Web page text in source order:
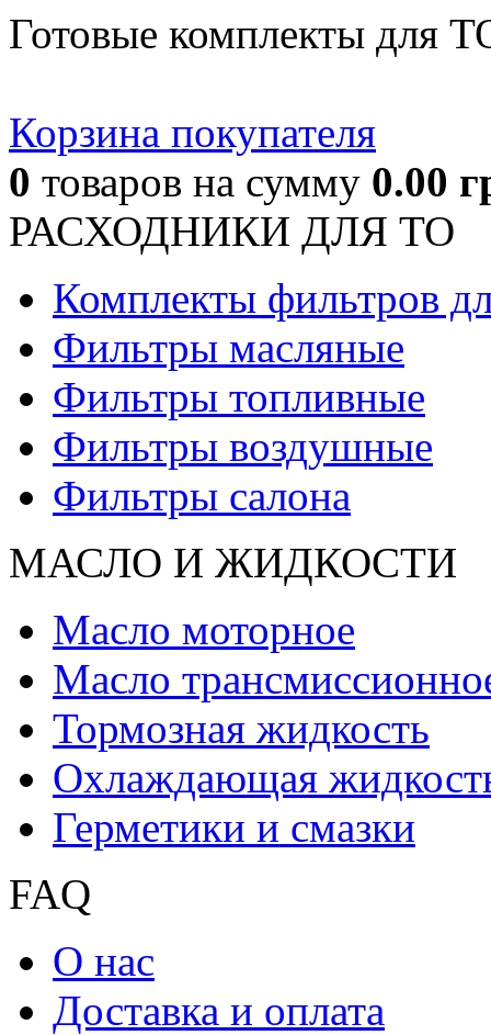
Готовые комплекты для
Корзина покупателя
0 товаров на сумму 0.00
РАСХОДНИКИ ДЛЯ ТО
Комплекты фильтров
Фильтры масляные
Фильтры топливные
Фильтры воздушные
Фильтры салона
МАСЛО И ЖИДКОCТИ
Масло моторное
Масло
Тормозная жидкость
Охлаждающая
Герметики и смазки
FAQ
О нас
Доставка и оплата